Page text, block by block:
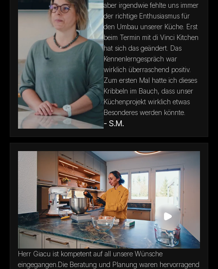
aber irgendwie fehlte uns immer
der richtige Enthusiasmus für
den Umbau unserer Küche. Erst
beim Termin mit di Vinci Kitchen
hat sich das geändert. Das
Kennenlerngespräch war
wirklich überraschend positiv.
Zum ersten Mal hatte ich dieses
Kribbeln im Bauch, dass unser
Küchenprojekt wirklich etwas
Besonderes werden könnte.
- S.M.
Herr Giacu ist kompetent auf all unsere Wünsche
eingegangen.Die Beratung und Planung waren hervorragend